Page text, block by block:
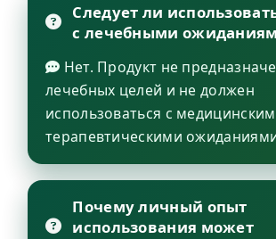
Следует ли
с лечебными
Нет. Продукт не
лечебных целей и не должен
использоваться с
терапевтическими
Почему личный опыт
использования может